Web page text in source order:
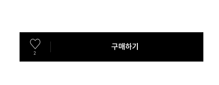
2
구매하기